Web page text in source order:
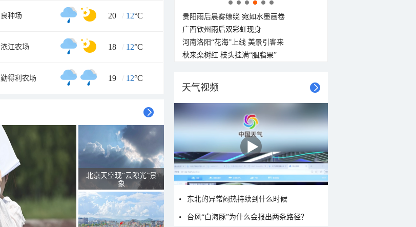
良种场 20 / 12°C
浓江农场 18 / 12°C
勤得利农场 19 / 12°C
北京天空现“云隙光”景
象
贵阳雨后晨雾缭绕 宛如水墨画卷
广西钦州雨后双彩虹现身
河南洛阳“花海”上线 美景引客来
秋来栾树红 枝头挂满“胭脂果”
天气视频
东北的异常闷热持续到什么时候
台风“白海豚”为什么会报出两条路径？